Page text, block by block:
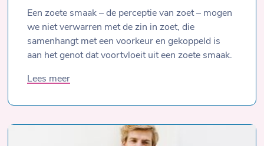
Een zoete smaak – de perceptie van zoet – mogen
we niet verwarren met de zin in zoet, die
samenhangt met een voorkeur en gekoppeld is
aan het genot dat voortvloeit uit een zoete smaak.
Lees meer